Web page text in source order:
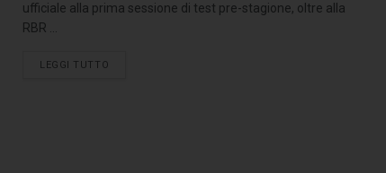
ufficiale alla prima sessione di test pre-stagione, oltre alla
RBR ...
LEGGI TUTTO